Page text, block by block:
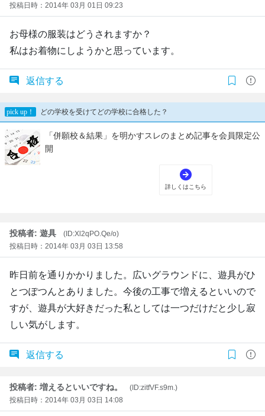
投稿日時：2014年 03月 01日 09:23
お母様の服装はどうされますか？
私はお着物にしようかと思っています。
返信する
投稿者: 遊具
(ID:Xl2qPO.Qe/o)
投稿日時：2014年 03月 03日 13:58
昨日前を通りかかりました。広いグラウンドに、遊具がひ
とつぽつんとありました。今後の工事で増えるといいので
すが、遊具が大好きだった私としては一つだけだと少し寂
しい気がします。
返信する
投稿者: 増えるといいですね。
(ID:zitfVF.s9m.)
投稿日時：2014年 03月 03日 14:08